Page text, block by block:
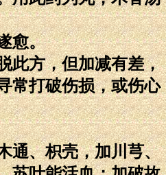
愈。
此方，但加减有差，
常打破伤损，或伤心
通、枳壳，加川芎、